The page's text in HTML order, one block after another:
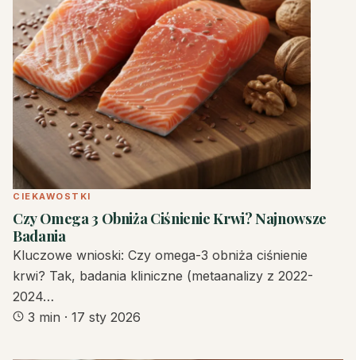
CIEKAWOSTKI
Czy Omega 3 Obniża Ciśnienie Krwi? Najnowsze
Badania
Kluczowe wnioski: Czy omega-3 obniża ciśnienie
krwi? Tak, badania kliniczne (metaanalizy z 2022-
2024…
3 min · 17 sty 2026